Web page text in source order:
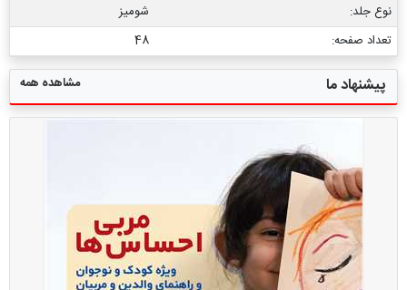
نوع جلد:
شومیز
تعداد صفحه:
48
پیشنهاد ما مشاهده همه